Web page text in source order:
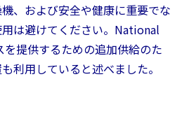
、および安全や健康に重要でな
は避けてください。National
提供するための追加供給のた
利用していると述べました。